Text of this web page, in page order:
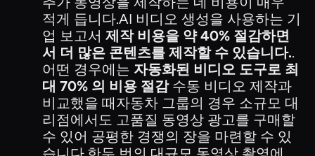
적게 듭니다.AI 비디오 생성을 사용하는 기
업 보고서 제작 비용을 약 40% 절감하면
서 더 많은 콘텐츠를 제작할 수 있습니다..
어떤 경우에는 자동화된 비디오 도구로 최
대 70% 의 비용 절감수동 비디오 제작과
비교했을 때자동차 그룹의 경우 소규모 대
리점에서도 고품질 동영상 광고를 구매할
수 있어 공평한 경쟁의 장을 마련할 수 있